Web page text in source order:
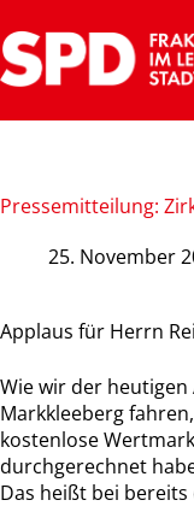
Inhalt
springen
Pressemitteilung:
25. November
Applaus für Herrn
Wie wir der
Markkleeberg
kostenlose
durchgerechnet
Das heißt bei